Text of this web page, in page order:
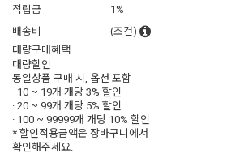
적립금
1%
배송비
(조건)
대량구매혜택
대량할인
동일상품 구매 시, 옵션 포함
· 10 ~ 19개 개당3% 할인
· 20 ~ 99개 개당 5% 할인
· 100 ~ 99999개 개당 10% 할인
* 할인적용금액은 장바구니에서
확인해주세요.